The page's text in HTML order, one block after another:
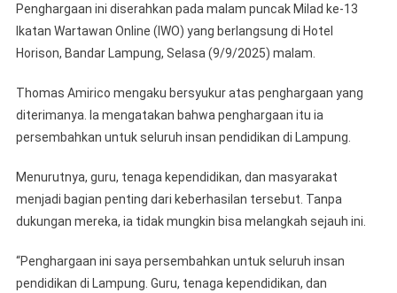
Penghargaan ini diserahkan pada malam puncak Milad ke-13
Ikatan Wartawan Online (IWO) yang berlangsung di Hotel
Horison, Bandar Lampung, Selasa (9/9/2025) malam.
Thomas Amirico mengaku bersyukur atas penghargaan yang
diterimanya. Ia mengatakan bahwa penghargaan itu ia
persembahkan untuk seluruh insan pendidikan di Lampung.
Menurutnya, guru, tenaga kependidikan, dan masyarakat
menjadi bagian penting dari keberhasilan tersebut. Tanpa
dukungan mereka, ia tidak mungkin bisa melangkah sejauh ini.
“Penghargaan ini saya persembahkan untuk seluruh insan
pendidikan di Lampung. Guru, tenaga kependidikan, dan